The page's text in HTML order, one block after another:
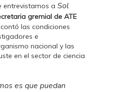
entrevistamos aSol
gremial de ATE
las condiciones
e
nacional y las
en el sector de ciencia
es que puedan